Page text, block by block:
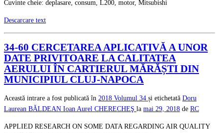
Cuvinte cheie: deplasare, consum, L200, motor, Mitsubishi
Descarcare text
34-60 CERCETAREA APLICATIVĂ A UNOR
DATE PRIVITOARE LA CALITATEA
AERULUI ÎN CARTIERUL MĂRĂȘTI DIN
MUNICIPIUL CLUJ-NAPOCA
Această intrare a fost publicată în 2018 Volumul 34 și etichetată Doru
Laurean BĂLDEAN Ioan Aurel CHERECHEŞ la mai 29, 2018 de RC
APPLIED RESEARCH ON SOME DATA REGARDING AIR QUALITY